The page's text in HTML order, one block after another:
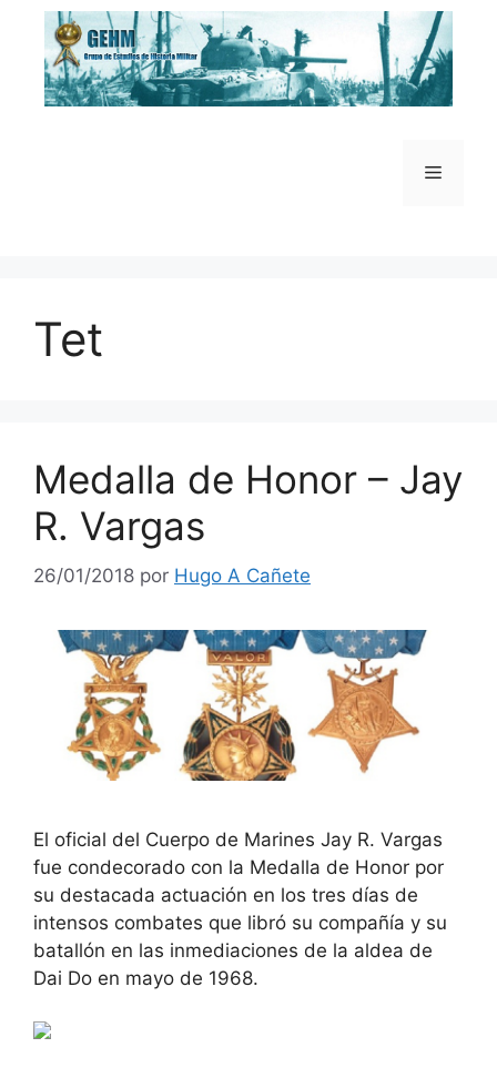
Saltar
contenido
Menú
Tet
Medalla de Honor – Jay
R. Vargas
26/01/2018 por Hugo A Cañete
El oficial del Cuerpo de Marines Jay R. Vargas
fue condecorado con la Medalla de Honor por
su destacada actuación en los tres días de
intensos combates que libró su compañía y su
batallón en las inmediaciones de la aldea de
Dai Do en mayo de 1968.